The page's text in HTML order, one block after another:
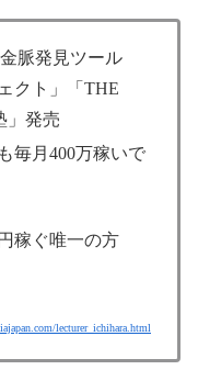
脈発見ツール
クト」「THE
」発売
毎月400万稼いで
稼ぐ唯一の方
lecturer_ichihara.html